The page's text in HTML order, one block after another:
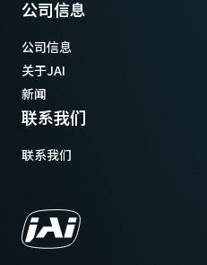
公司信息
公司信息
关于JAI
新闻
联系我们
联系我们